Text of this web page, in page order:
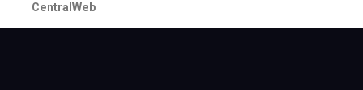
CentralWeb